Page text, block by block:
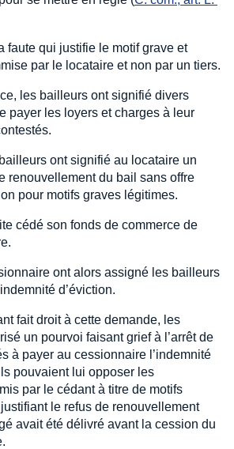
faute qui justifie le motif grave et
par le locataire et non par un tiers.
les bailleurs ont signifié divers
payer les loyers et charges à leur
ont signifié au locataire un
renouvellement du bail sans offre
pour motifs graves légitimes.
cédé son fonds de commerce de
ont alors assigné les bailleurs
d’éviction.
fait droit à cette demande, les
un pourvoi faisant grief à l’arrêt de
à payer au cessionnaire l’indemnité
pouvaient lui opposer les
par le cédant à titre de motifs
le refus de renouvellement
avait été délivré avant la cession du